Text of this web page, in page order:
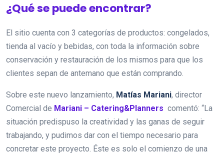
¿Qué se puede encontrar?
El sitio cuenta con 3 categorías de productos: congelados,
tienda al vacío y bebidas, con toda la información sobre
conservación y restauración de los mismos para que los
clientes sepan de antemano que están comprando.
Sobre este nuevo lanzamiento, Matías Mariani, director
Comercial de Mariani – Catering&Planners comentó: “La
situación predispuso la creatividad y las ganas de seguir
trabajando, y pudimos dar con el tiempo necesario para
concretar este proyecto. Éste es solo el comienzo de una